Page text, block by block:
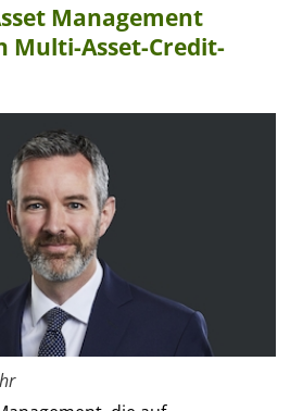
Management
Multi-Asset-Credit-